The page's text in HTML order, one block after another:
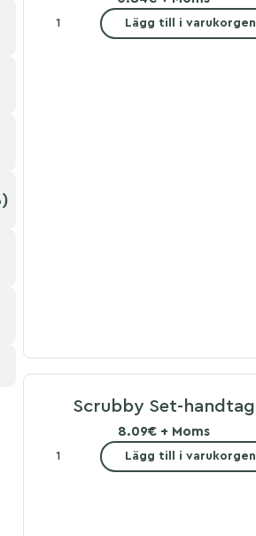
Lägg till i varukorgen
Scrubby Set-handtag
8.09€ + Moms
Lägg till i varukorgen